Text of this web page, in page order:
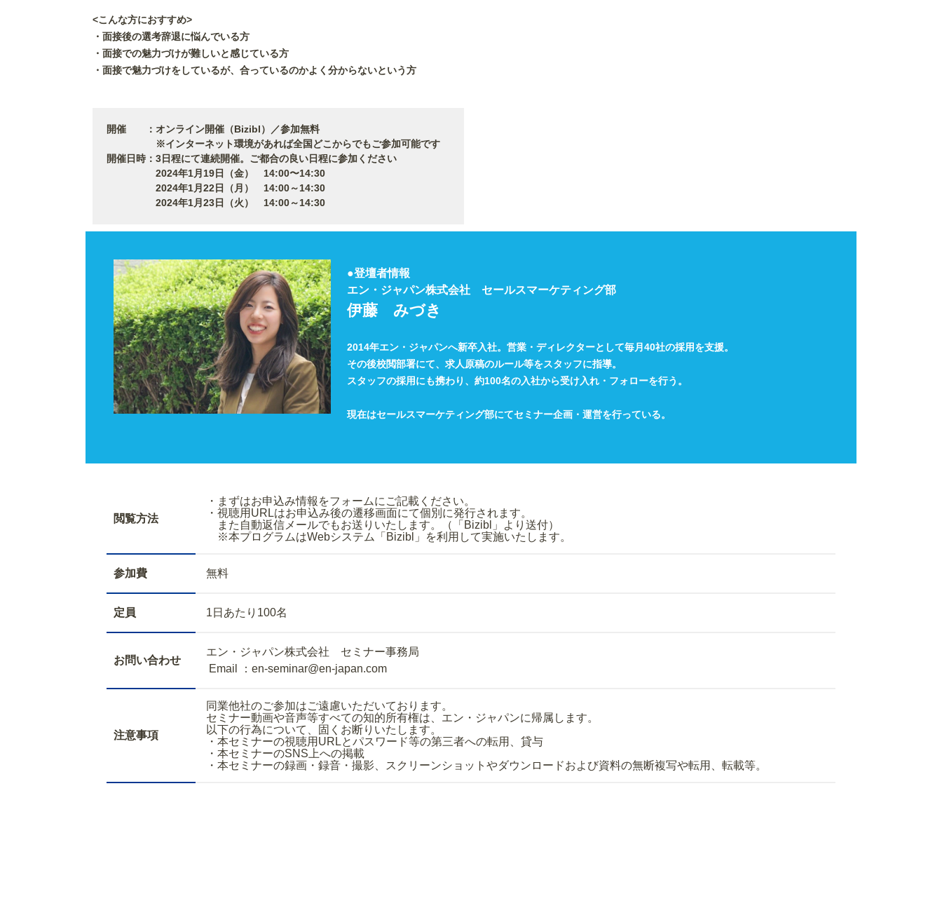
<こんな方におすすめ>
・面接後の選考辞退に悩んでいる方
・面接での魅力づけが難しいと感じている方
・面接で魅力づけをしているが、合っているのかよく分からないという方
開催 ：オンライン開催（Bizibl）／参加無料
※インターネット環境があれば全国どこからでもご参加可能です
開催日時：3日程にて連続開催。ご都合の良い日程に参加ください
2024年1月19日（金） 14:00〜14:30
2024年1月22日（月） 14:00～14:30
2024年1月23日（火） 14:00～14:30
●登壇者情報
エン・ジャパン株式会社 セールスマーケティング部
伊藤 みづき
2014年エン・ジャパンへ新卒入社。営業・ディレクターとして毎月40社の採用を支援。
その後校閲部署にて、求人原稿のルール等をスタッフに指導。
スタッフの採用にも携わり、約100名の入社から受け入れ・フォローを行う。
現在はセールスマーケティング部にてセミナー企画・運営を行っている。
閲覧方法
・まずはお申込み情報をフォームにご記載ください。
・視聴用URLはお申込み後の遷移画面にて個別に発行されます。
また自動返信メールでもお送りいたします。（「Bizibl」より送付）
※本プログラムはWebシステム「Bizibl」を利用して実施いたします。
参加費 無料
定員 1日あたり100名
お問い合わせ
エン・ジャパン株式会社 セミナー事務局
Email ：en-seminar@en-japan.com
注意事項
同業他社のご参加はご遠慮いただいております。
セミナー動画や音声等すべての知的所有権は、エン・ジャパンに帰属します。
以下の行為について、固くお断りいたします。
・本セミナーの視聴用URLとパスワード等の第三者への転用、貸与
・本セミナーのSNS上への掲載
・本セミナーの録画・録音・撮影、スクリーンショットやダウンロードおよび資料の無断複写や転用、転載等。